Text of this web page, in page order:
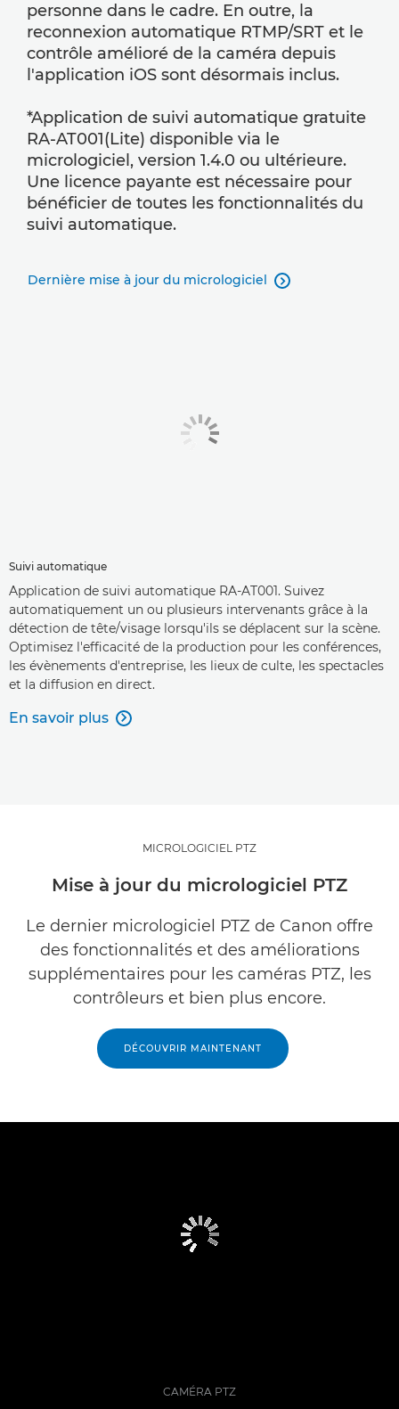
personne dans le cadre. En outre, la
reconnexion automatique RTMP/SRT et le
contrôle amélioré de la caméra depuis
l'application iOS sont désormais inclus.
*Application de suivi automatique gratuite
RA-AT001(Lite) disponible via le
micrologiciel, version 1.4.0 ou ultérieure.
Une licence payante est nécessaire pour
bénéficier de toutes les fonctionnalités du
suivi automatique.
Dernière mise à jour du micrologiciel 
Suivi automatique
Application de suivi automatique RA-AT001. Suivez
automatiquement un ou plusieurs intervenants grâce à la
détection de tête/visage lorsqu'ils se déplacent sur la scène.
Optimisez l'efficacité de la production pour les conférences,
les évènements d'entreprise, les lieux de culte, les spectacles
et la diffusion en direct.
En savoir plus 
MICROLOGICIEL PTZ
Mise à jour du micrologiciel PTZ
Le dernier micrologiciel PTZ de Canon offre
des fonctionnalités et des améliorations
supplémentaires pour les caméras PTZ, les
contrôleurs et bien plus encore.
DÉCOUVRIR MAINTENANT
CAMÉRA PTZ